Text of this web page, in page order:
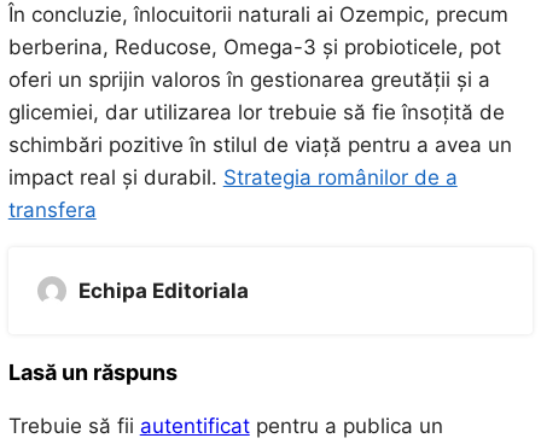
În concluzie, înlocuitorii naturali ai Ozempic, precum
berberina, Reducose, Omega-3 și probioticele, pot
oferi un sprijin valoros în gestionarea greutății și a
glicemiei, dar utilizarea lor trebuie să fie însoțită de
schimbări pozitive în stilul de viață pentru a avea un
impact real și durabil. Strategia românilor de a
transfera
Echipa Editoriala
Lasă un răspuns
Trebuie să fii autentificatpentru a publica un